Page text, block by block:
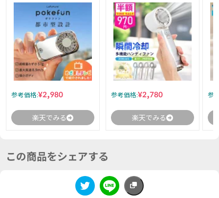
参考価格:¥2,980
楽天でみる
参考価格:¥2,780
楽天でみる
参
この商品をシェアする